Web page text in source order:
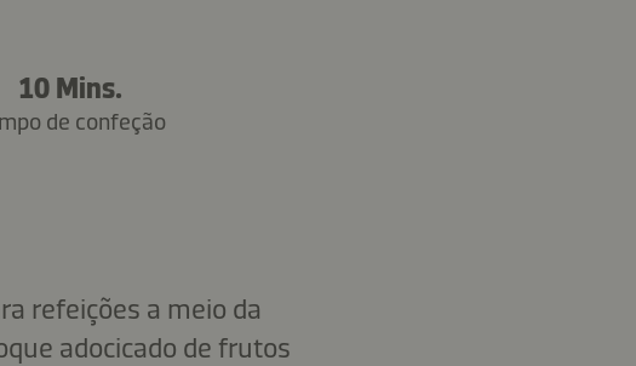
10 Mins.
de confeção
refeições a meio da
adocicado de frutos